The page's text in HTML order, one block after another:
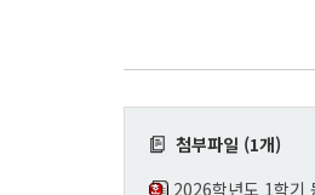
첨부파일 (1개)
2026학년도 1학기